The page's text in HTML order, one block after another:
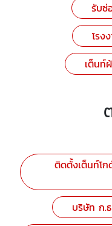
รับซ่
โรง
เต็นท์
ติดตั้งเต็นท์โ
บริษัท ก.